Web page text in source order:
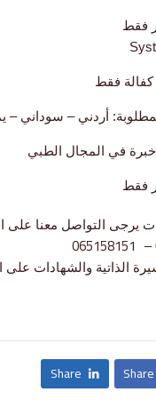
فقط
فقط
أردني – سوداني –
في المجال الطبي
فقط
يرجى التواصل معنا على
الذاتية والشهادات على
Share
Share